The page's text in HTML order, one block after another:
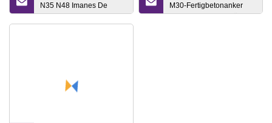
N35 N48 Imanes De
Neodimio Neodym-
Magnete in perfekter
M30-Fertigbetonanker
und Stahlgewindehülse